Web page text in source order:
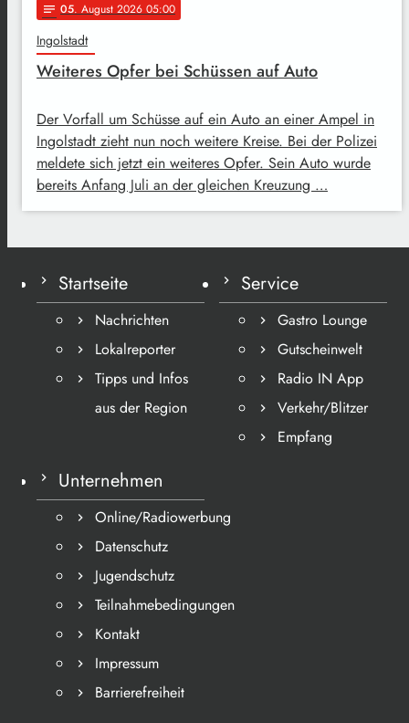
notes 05. August 2026 05:00
Ingolstadt
Weiteres Opfer bei Schüssen auf Auto
Der Vorfall um Schüsse auf ein Auto an einer Ampel in
Ingolstadt zieht nun noch weitere Kreise. Bei der Polizei
meldete sich jetzt ein weiteres Opfer. Sein Auto wurde
bereits Anfang Juli an der gleichen Kreuzung …
Startseite
Nachrichten
Lokalreporter
Tipps und Infos
aus der Region
Service
Gastro Lounge
Gutscheinwelt
Radio IN App
Verkehr/Blitzer
Empfang
Unternehmen
Online/Radiowerbung
Datenschutz
Jugendschutz
Teilnahmebedingungen
Kontakt
Impressum
Barrierefreiheit